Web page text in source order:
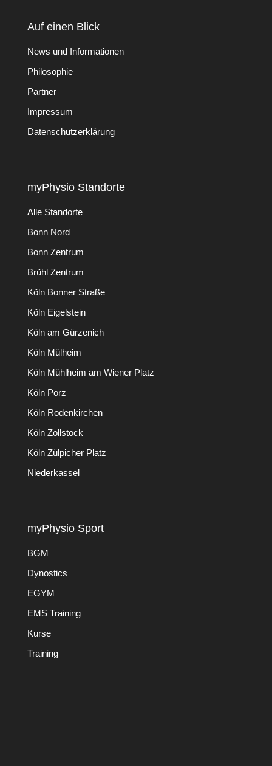
Auf einen Blick
News und Informationen
Philosophie
Partner
Impressum
Datenschutzerklärung
myPhysio Standorte
Alle Standorte
Bonn Nord
Bonn Zentrum
Brühl Zentrum
Köln Bonner Straße
Köln Eigelstein
Köln am Gürzenich
Köln Mülheim
Köln Mühlheim am Wiener Platz
Köln Porz
Köln Rodenkirchen
Köln Zollstock
Köln Zülpicher Platz
Niederkassel
myPhysio Sport
BGM
Dynostics
EGYM
EMS Training
Kurse
Training